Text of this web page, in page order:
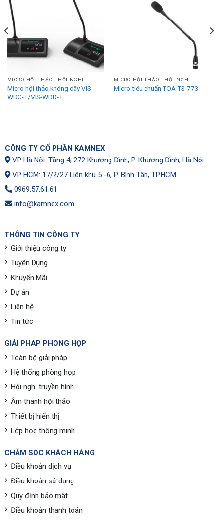
MICRO HỘI THẢO - HỘI NGHỊ
Micro hội thảo không dây VIS-
WDC-T/VIS-WDD-T
MICRO HỘI THẢO - HỘI NGHỊ
Micro tiêu chuẩn TOA TS-773
CÔNG TY CỔ PHẦN KAMNEX
VP Hà Nội: Tầng 4, 272 Khương Đình, P. Khương Đình, Hà Nội
VP HCM: 17/2/27 Liên khu 5 -6, P. Bình Tân, TP.HCM
0969.57.61.61
info@kamnex.com
THÔNG TIN CÔNG TY
Giới thiệu công ty
Tuyển Dụng
Khuyến Mãi
Dự án
Liên hệ
Tin tức
GIẢI PHÁP PHÒNG HỌP
Toàn bộ giải pháp
Hệ thống phòng họp
Hội nghị truyền hình
Âm thanh hội thảo
Thiết bị hiển thị
Lớp học thông minh
CHĂM SÓC KHÁCH HÀNG
Điều khoản dịch vụ
Điều khoản sử dụng
Quy định bảo mật
Điều khoản thanh toán